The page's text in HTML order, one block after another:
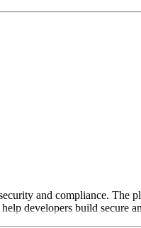
and compliance.
developers build secure